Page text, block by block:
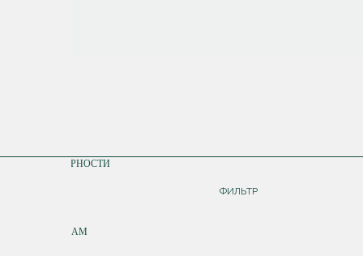
ПО ПОПУЛЯРНОСТИ
ПО НОВИНКАМ
ФИЛЬТР